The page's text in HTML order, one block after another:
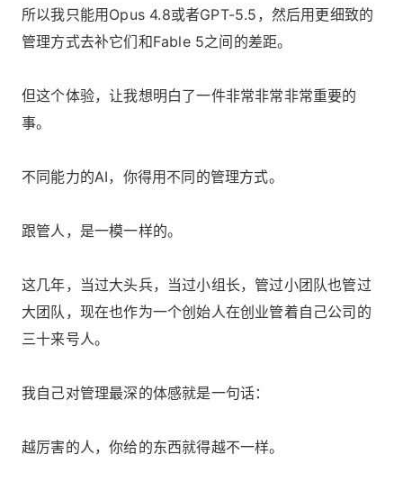
所以我只能用Opus 4.8或者GPT-5.5，然后用更细致的
管理方式去补它们和Fable 5之间的差距。
但这个体验，让我想明白了一件非常非常非常重要的
事。
不同能力的AI，你得用不同的管理方式。
跟管人，是一模一样的。
这几年，当过大头兵，当过小组长，管过小团队也管过
大团队，现在也作为一个创始人在创业管着自己公司的
三十来号人。
我自己对管理最深的体感就是一句话：
越厉害的人，你给的东西就得越不一样。